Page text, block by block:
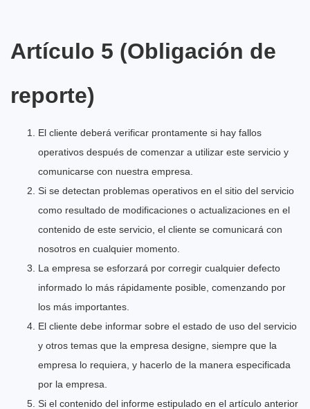
Artículo 5 (Obligación de
reporte)
El cliente deberá verificar prontamente si hay fallos
operativos después de comenzar a utilizar este servicio y
comunicarse con nuestra empresa.
Si se detectan problemas operativos en el sitio del servicio
como resultado de modificaciones o actualizaciones en el
contenido de este servicio, el cliente se comunicará con
nosotros en cualquier momento.
La empresa se esforzará por corregir cualquier defecto
informado lo más rápidamente posible, comenzando por
los más importantes.
El cliente debe informar sobre el estado de uso del servicio
y otros temas que la empresa designe, siempre que la
empresa lo requiera, y hacerlo de la manera especificada
por la empresa.
Si el contenido del informe estipulado en el artículo anterior